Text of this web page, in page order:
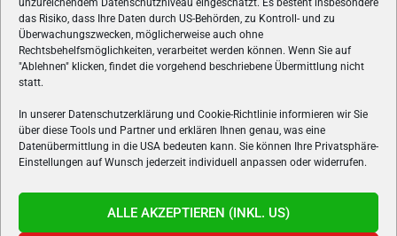
unzureichendem Datenschutzniveau eingeschätzt. Es besteht insbesondere
das Risiko, dass Ihre Daten durch US-Behörden, zu Kontroll- und zu
Überwachungszwecken, möglicherweise auch ohne
Rechtsbehelfsmöglichkeiten, verarbeitet werden können. Wenn Sie auf
"Ablehnen" klicken, findet die vorgehend beschriebene Übermittlung nicht
statt.
In unserer Datenschutzerklärung und Cookie-Richtlinie informieren wir Sie
über diese Tools und Partner und erklären Ihnen genau, was eine
Datenübermittlung in die USA bedeuten kann. Sie können Ihre Privatsphäre-
Einstellungen auf Wunsch jederzeit individuell anpassen oder widerrufen.
ALLE AKZEPTIEREN (INKL. US)
Spielemagazin Österreichs und bringt täglich aktuelle News,
Reviews und Videos zu PC- und Konsolenspielen, Gaming-
Hardware und aus der Welt des e-Sport's.
FOLGE UNS